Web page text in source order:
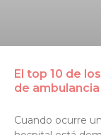
El top 10 de
de ambulancia
Cuando ocurre